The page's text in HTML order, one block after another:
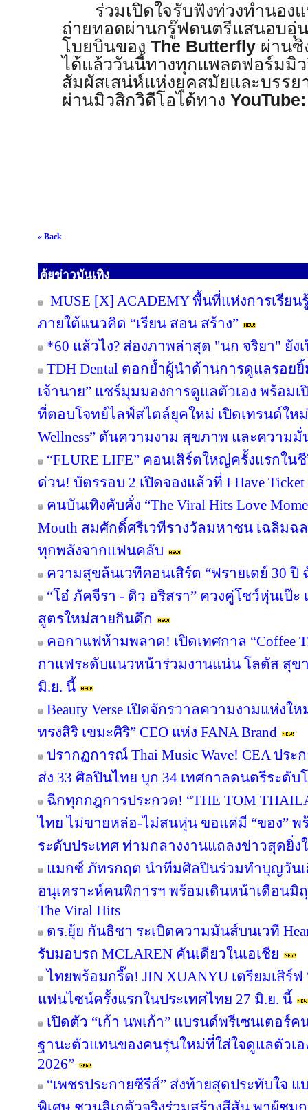
ร่วมเปิดใจรับฟังท่วงทำนอง
ถ่ายทอดผ่านกรู๊ฟดนตรีแสนอบอุ่
โบยบินของ The Butterfly ผ่านซิ
ได้แล้ววันนี้ทางทุกแพลตฟอร์มมิ
สัมผัสเสน่ห์แห่งยุคสมัยและบรร
ผ่านมิวสิกวิดีโอได้ทาง
« Back
คุ้ยข่าวบันเทิง
MUSE [X] ACADEMY พื้นที่แห่งการเรีย
ภายใต้แนวคิด “เรียน สอน สร้าง”
*60 แล้วไง? ส่องภาพล่าสุด "นก จริยา" ยัง
TDH Dental ตอกย้ำผู้นำด้านการดูแลรอย
เจ้านาย” แชร์มุมมองการดูแลตัวเอง พร้อ
ที่ตอบโจทย์ไลฟ์สไตล์ยุคใหม่ เปิดเทรนด์ใหม่
Wellness” ดันความงาม สุขภาพ และความ
“FLURE LIFE” คอนเสิร์ตใหญ่ครั้งแรกใ
ด่วน! บัตรรอบ 2 เปิดจองแล้วที่ I Have Ticket
คนบันเทิงคับคั่ง “The Viral Hits Love
Mouth สมศักดิ์ศรีเวทีรางวัลมหาชน เฉลิม
ทุกพลังจากแฟนคลับ
ความสุขล้นเวทีคอนเสิร์ต “ฟรายเดย์ 30
“โอ๋ ภัคจีรา - ดิว อริสรา” ควงคู่โชว์หุ่นเป๊ะ
สูตรใหม่สายกินดึก
คอกาแฟห้ามพลาด! เปิดเทศกาล “Coffee
กาแฟระดับแนวหน้าร่วมงานแน่น โลตัส สุข
มิ.ย. นี้
Beauty Verse เปิดจักรวาลความงามแห่ง
ทรงสิริ เขมะศิริ” CEO แห่ง FANA Brand
ปรากฏการณ์ Thai Music Wave! CEA ประก
ส่ง 33 ศิลปินไทย บุก 34 เทศกาลดนตรีระดับ
ฉีกทุกกฎการประกวด! “THE TOM
ไทย ไม่ขายหล่อ-ไม่สนหุ่น ขอแค่มี “ของ”
ระดับประเทศ ท่ามกลางงานแถลงข่าวสุดยิ่ง
แมกซ์ ภัทรกฤต นำทีมศิลปินร่วมทำบุญวันเ
อนุเคราะห์คนพิการฯ พร้อมเดินหน้าเดือนมิ
The Viral Hits
ดร.ยุ้ย กันธิชา ระเบิดความมันส์บนเวที
รับมอบรถ MCLAREN คันเดียวในเอเชีย
ไทยพร้อมกรี๊ด! JIN XUANYU เตรียมเสิร์ฟ
แฟนไซน์ครั้งแรกในประเทศไทย 27 มิ.ย. นี้
เปิดตัว “เก้า นพเก้า” แบรนด์พรีเซนเตอร์
ฐานะตัวแทนของคนรุ่นใหม่ที่ใส่ใจดูแลตัวเอง
2026”
“เพชรประกายซีรีส์” ส่งท้ายสุดประทับใจ